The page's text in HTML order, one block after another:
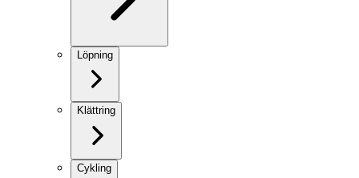
Löpning
Klättring
Cykling